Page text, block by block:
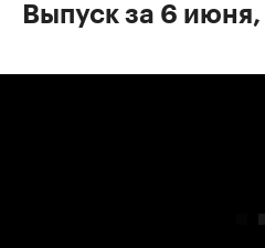
Выпуск за 6